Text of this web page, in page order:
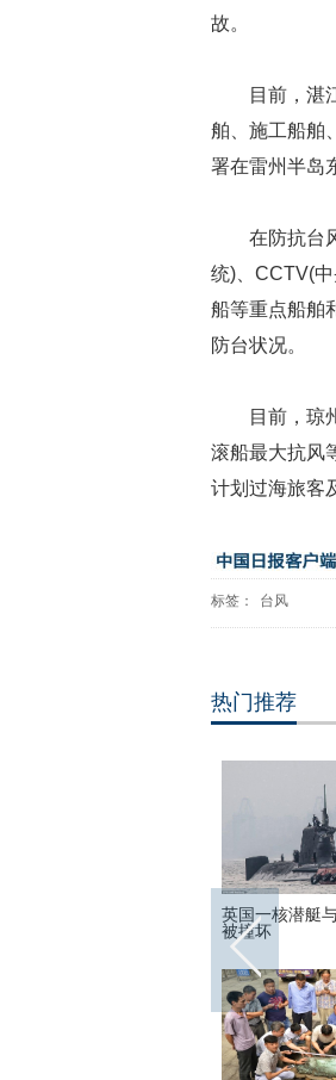
故。
目前，湛
舶、施工船舶
署在雷州半岛
在防抗台
统)、CCTV(
船等重点船舶
防台状况。
目前，琼
滚船最大抗风
计划过海旅客
标签： 台风
热门推荐
美国迈阿密一